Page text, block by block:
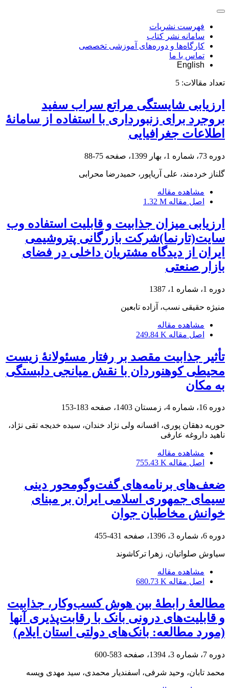
فهرست نشریات
سامانه نشر کتاب
کارگاه‌ها و دوره‌های آموزشی تخصصی
تماس با ما
English
تعداد مقالات: 5
ارزیابی شایستگی مراتع سراب سفید
بروجرد برای زنبورداری با استفاده از سامانۀ
اطلاعات جغرافیایی
دوره 73، شماره 1، بهار 1399، صفحه 75-88
گلناز خردمند، علی آریاپور، حمیدرضا محرابی
مشاهده مقاله
اصل مقاله 1.32 M
ارزیابی میزان جذابیت و قابلیت استفاده وب
سایت(تارنما)شرکت بازرگانی پتروشیمی
ایران از دیدگاه مشتریان داخلی در فضای
بازار صنعتی
دوره 1، شماره 1، 1387
منیژه حقیقی نسب، آزاده تابعین
مشاهده مقاله
اصل مقاله 249.84 K
تأثیر جذابیت مقصد بر رفتار مسئولانۀ زیست
محیطی کوهنوردان با نقش میانجی دلبستگی
به مکان
دوره 16، شماره 4، زمستان 1403، صفحه 183-153
حوریه دهقان پوری، افسانه ولی نژاد خندان، سیده خدیجه تقی نژاد،
ناهید داروغه عارفی
مشاهده مقاله
اصل مقاله 755.43 K
ضعف‌های برنامه‌های گفت‌وگومحور دینی
سیمای جمهوری اسلامی ایران بر مبنای
خوانش مخاطبان جوان
دوره 6، شماره 3، 1396، صفحه 431-455
سیاوش صلواتیان، زهرا ترکاشوند
مشاهده مقاله
اصل مقاله 680.73 K
مطالعۀ رابطۀ بین هوش کسب‌وکار، جذابیت
و قابلیت‌های درونی بانک با رقابت‌پذیری آنها
(مورد مطالعه: بانک‌های دولتی استان ایلام)
دوره 7، شماره 3، 1394، صفحه 583-600
محمد تابان، وحید شرفی، اسفندیار محمدی، سید مهدی ویسه